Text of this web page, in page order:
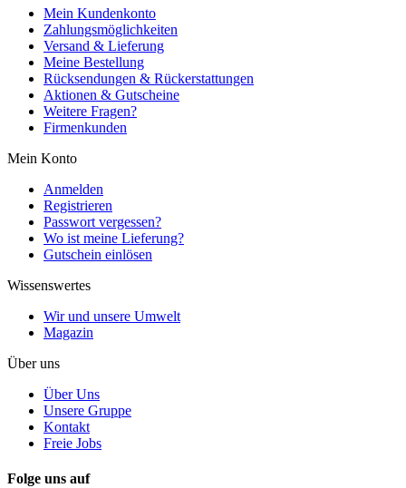
Mein Kundenkonto
Zahlungsmöglichkeiten
Versand & Lieferung
Meine Bestellung
Rücksendungen & Rückerstattungen
Aktionen & Gutscheine
Weitere Fragen?
Firmenkunden
Mein Konto
Anmelden
Registrieren
Passwort vergessen?
Wo ist meine Lieferung?
Gutschein einlösen
Wissenswertes
Wir und unsere Umwelt
Magazin
Über uns
Über Uns
Unsere Gruppe
Kontakt
Freie Jobs
Folge uns auf